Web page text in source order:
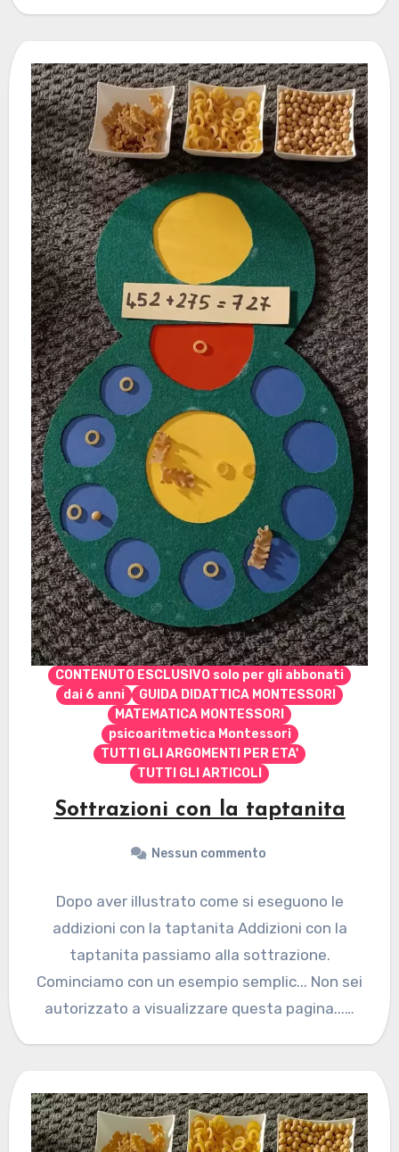
CONTENUTO ESCLUSIVO solo per gli abbonati
dai 6 anni
GUIDA DIDATTICA MONTESSORI
MATEMATICA MONTESSORI
psicoaritmetica Montessori
TUTTI GLI ARGOMENTI PER ETA'
TUTTI GLI ARTICOLI
Sottrazioni con la taptanita
Nessun commento
Dopo aver illustrato come si eseguono le
addizioni con la taptanita Addizioni con la
taptanita passiamo alla sottrazione.
Cominciamo con un esempio semplic... Non sei
autorizzato a visualizzare questa pagina...…